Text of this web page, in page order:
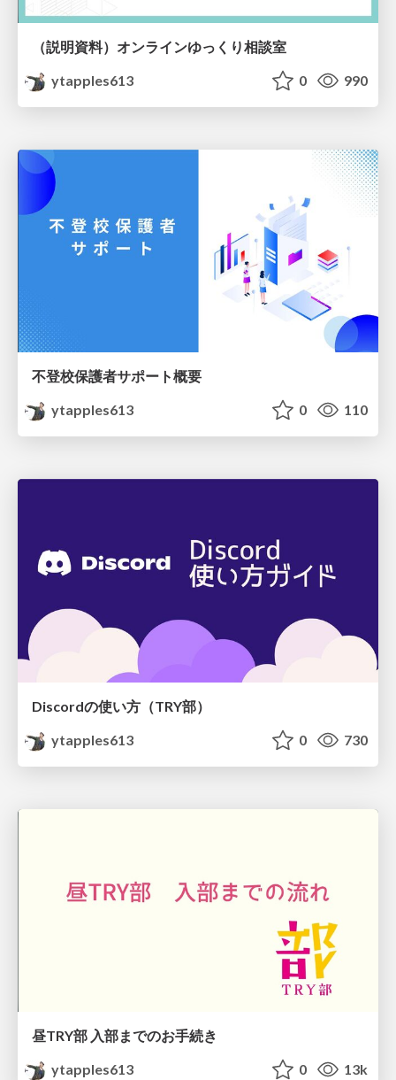
（説明資料）オンラインゆっくり相談室
ytapples613
0 990
不登校保護者サポート概要
ytapples613
0 110
Discordの使い方（TRY部）
ytapples613
0 730
昼TRY部 入部までのお手続き
ytapples613
0 13k